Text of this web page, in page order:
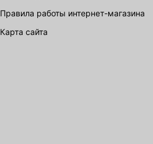
Правила работы интернет-магазина
карта сайта